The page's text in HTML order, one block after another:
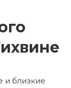
и близкие